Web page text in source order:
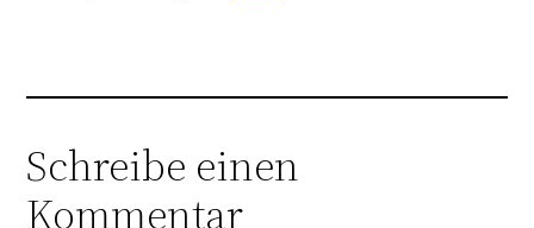
Schreibe einen
Kommentar